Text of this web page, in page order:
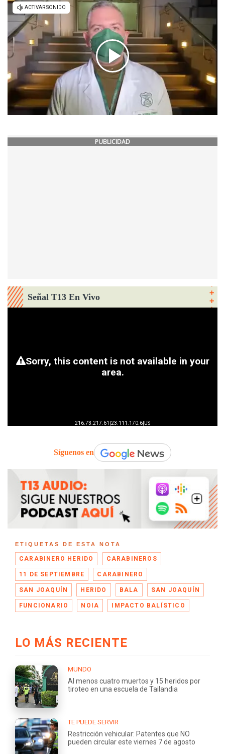
PUBLICIDAD
Señal T13 En Vivo
Síguenos en
ETIQUETAS DE ESTA NOTA
CARABINERO HERIDO CARABINEROS
11 DE SEPTIEMBRE CARABINERO
SAN JOAQUÍN HERIDO BALA SAN JOAQUÍN
FUNCIONARIO NOIA IMPACTO BALÍSTICO
LO MÁS RECIENTE
MUNDO
Al menos cuatro muertos y 15 heridos por
tiroteo en una escuela de Tailandia
TE PUEDE SERVIR
Restricción vehicular: Patentes que NO
pueden circular este viernes 7 de agosto